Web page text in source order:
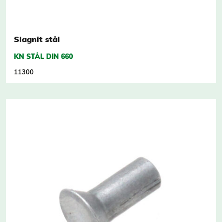
Slagnit stål
KN STÅL DIN 660
11300